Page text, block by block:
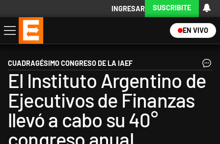
INGRESAR SUSCRIBITE
EN VIVO
Economía
Política
Internacional
Actualidad
Descargá la App
CUADRAGÉSIMO CONGRESO DE LA IAEF
El Instituto Argentino de
Ejecutivos de Finanzas
llevó a cabo su 40°
congreso anual